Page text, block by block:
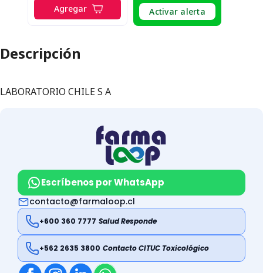
Agregar Activar alerta
Descripción
LABORATORIO CHILE S A
Escríbenos por WhatsApp
contacto@farmaloop.cl
+600 360 7777 Salud Responde
+562 2635 3800 Contacto CITUC Toxicológico